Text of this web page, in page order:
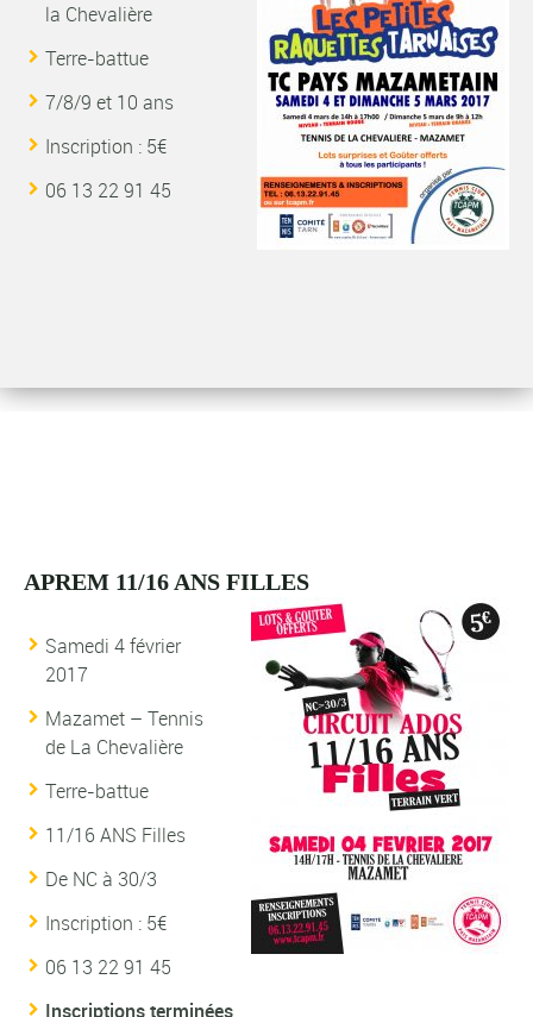
la Chevalière
Terre-battue
7/8/9 et 10 ans
Inscription : 5€
06 13 22 91 45
APREM 11/16 ANS FILLES
Samedi 4 février
2017
Mazamet – Tennis
de La Chevalière
Terre-battue
11/16 ANS Filles
De NC à 30/3
Inscription : 5€
06 13 22 91 45
Inscriptions terminées